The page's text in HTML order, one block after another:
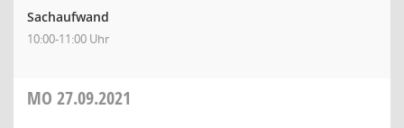
Sachaufwand
10:00-11:00 Uhr
MO 27.09.2021